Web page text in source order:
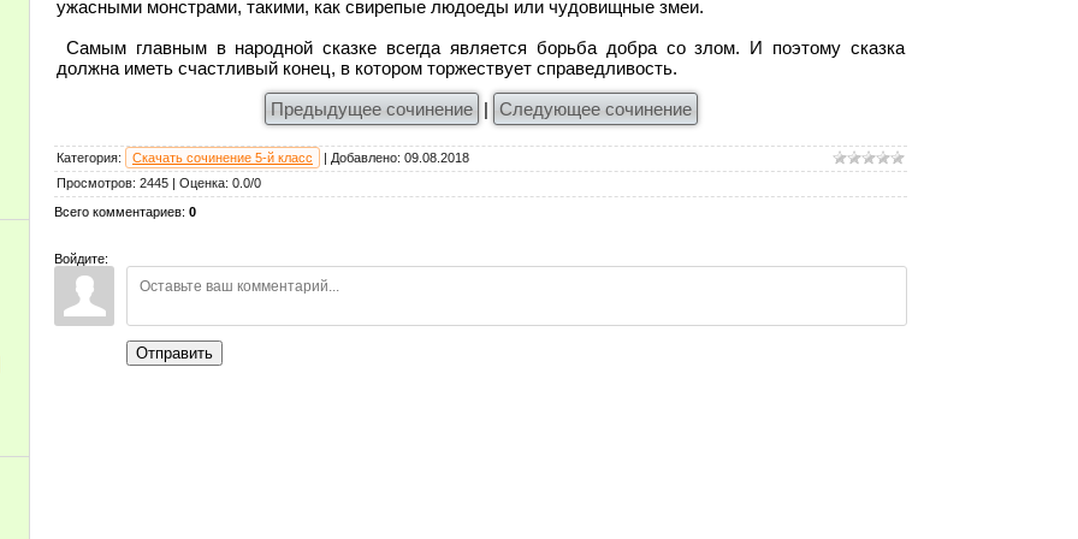
ужасными монстрами, такими, как свирепые людоеды или чудовищные змеи.
Самым главным в народной сказке всегда является борьба добра со злом. И поэтому сказка
должна иметь счастливый конец, в котором торжествует справедливость.
Предыдущее сочинение
| Следующее сочинение
Категория: Скачать сочинение 5-й класс Добавлено: 09.08.2018
Просмотров: 2445 Оценка: 0.0/0
Всего комментариев: 0
Войдите:
Отправить